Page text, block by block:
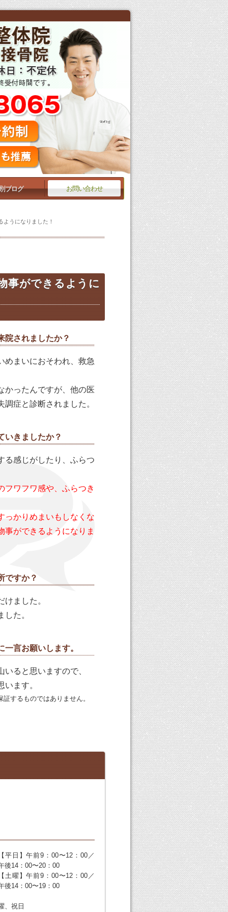
ブログ お問い合わせ
うになりました！
事ができるように
院されましたか？
めまいにおそわれ、救急
かったんですが、他の医
症と診断されました。
いきましたか？
る感じがしたり、ふらつ
フワフワ感や、ふらつき
っかりめまいもしなくな
事ができるようになりま
ですか？
ました。
た。
言お願いします。
ると思いますので、
ます。
するものではありません。
平日】午前9：00〜12：00／
後14：00〜20：00
土曜】午前9：00〜12：00／
後14：00〜19：00
、祝日